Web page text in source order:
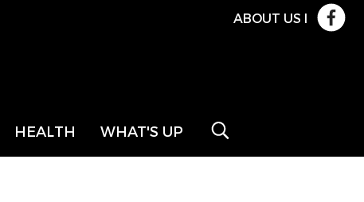
ABOUT US l
HEALTH WHAT'S UP